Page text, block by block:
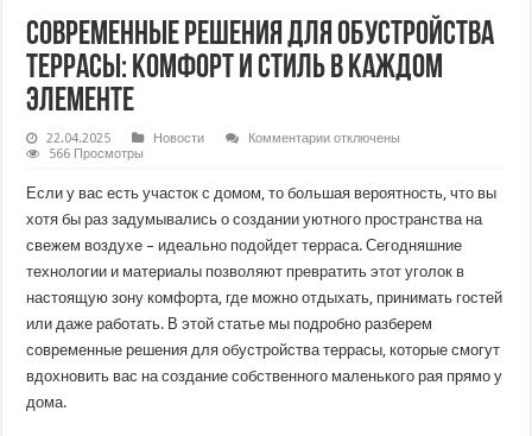
Современные решения для обустройства
террасы: комфорт и стиль в каждом
элементе
22.04.2025 Новости Комментариик
для
обустройства
террасы:
комфорт
стиль
в
каждом
элементе
отключены
566 Просмотры
Если у вас есть участок с домом, то большая вероятность, что вы
хотя бы раз задумывались о создании уютного пространства на
свежем воздухе – идеально подойдет терраса. Сегодняшние
технологии и материалы позволяют превратить этот уголок в
настоящую зону комфорта, где можно отдыхать, принимать гостей
или даже работать. В этой статье мы подробно разберем
современные решения для обустройства террасы, которые смогут
вдохновить вас на создание собственного маленького рая прямо у
дома.